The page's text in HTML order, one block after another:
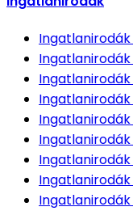
Ingatlanirodák
Ingatlanirodák
Ingatlanirodák
Ingatlanirodák
Ingatlanirodák
Ingatlanirodák
Ingatlanirodák
Ingatlanirodák
Ingatlanirodák